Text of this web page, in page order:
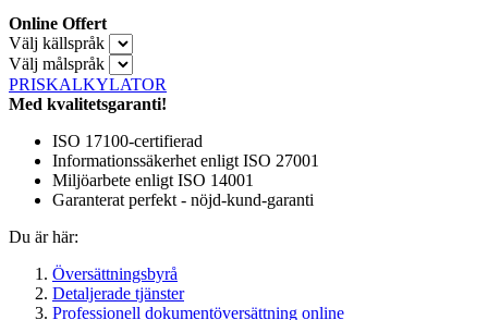
Online Offert
Välj källspråk
Välj målspråk
PRISKALKYLATOR
Med kvalitetsgaranti!
ISO 17100-certifierad
Informationssäkerhet enligt ISO 27001
Miljöarbete enligt ISO 14001
Garanterat perfekt - nöjd-kund-garanti
Du är här:
Översättningsbyrå
Detaljerade tjänster
Professionell dokumentöversättning online